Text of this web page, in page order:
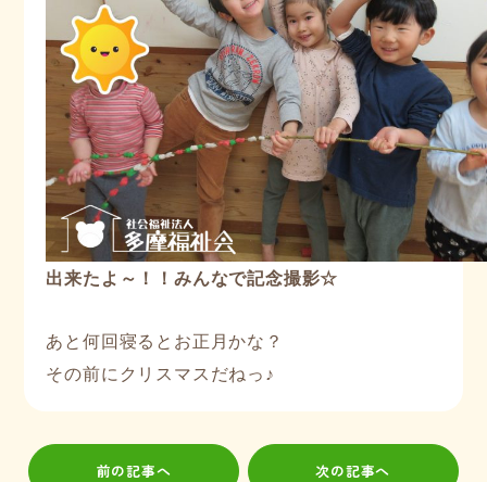
出来たよ～！！みんなで記念撮影☆
あと何回寝るとお正月かな？
その前にクリスマスだねっ♪
前の記事へ 次の記事へ